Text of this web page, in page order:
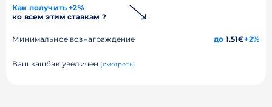
Как получить +2%
ко всем этим ставкам ?
Минимальное вознаграждение до 1.51€+2%
Ваш кэшбэк увеличен (смотреть)